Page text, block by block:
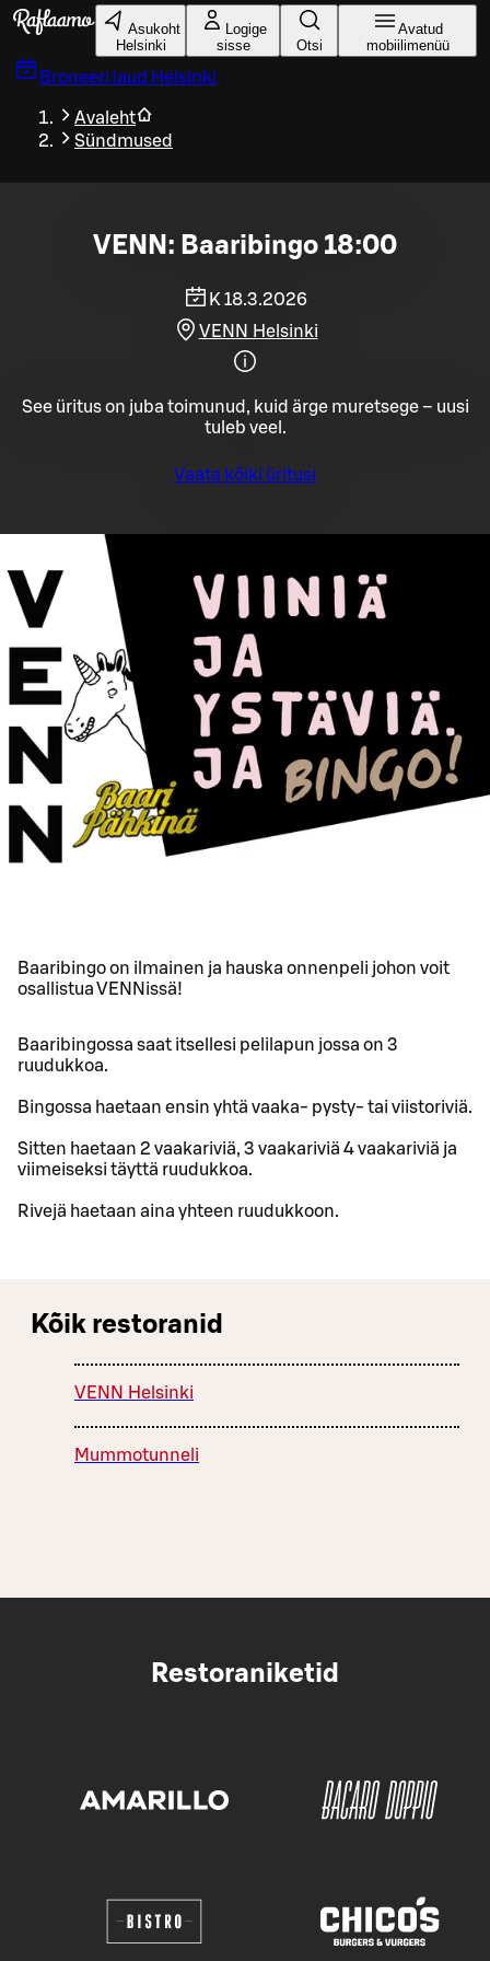
Liigu peamise sisu juurde
Asukoht
Helsinki
Logige
sisse
Otsi
Avatud
mobiilimenüü
Broneeri laud Helsinki
Avaleht
Sündmused
VENN: Baaribingo 18:00
K 18.3.2026
VENN Helsinki
See üritus on juba toimunud, kuid ärge muretsege – uusi
tuleb veel.
Vaata kõiki üritusi
Baaribingo on ilmainen ja hauska onnenpeli johon voit
osallistua VENNissä!
Baaribingossa saat itsellesi pelilapun jossa on 3
ruudukkoa.
Bingossa haetaan ensin yhtä vaaka- pysty- tai viistoriviä.
Sitten haetaan 2 vaakariviä, 3 vaakariviä 4 vaakariviä ja
viimeiseksi täyttä ruudukkoa.
Rivejä haetaan aina yhteen ruudukkoon.
Kõik restoranid
VENN Helsinki
Mummotunneli
Restoraniketid